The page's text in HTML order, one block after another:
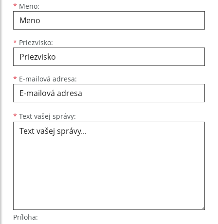
* Meno:
Meno
* Priezvisko:
Priezvisko
* E-mailová adresa:
E-mailová adresa
* Text vašej správy:
Príloha: